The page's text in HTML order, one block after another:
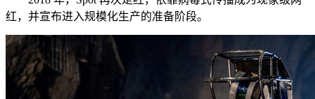
红，并宣布进入规模化生产的准备阶段。